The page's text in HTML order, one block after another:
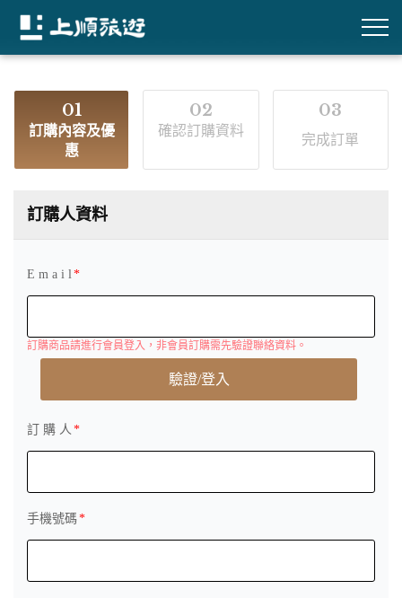
01
訂購內容及優
惠
02
確認訂購資料
03
完成訂單
訂購人資料
E m a i l
訂購商品請進行會員登入，非會員訂購需先驗證聯絡資料。
驗證/登入
訂 購 人
手機號碼